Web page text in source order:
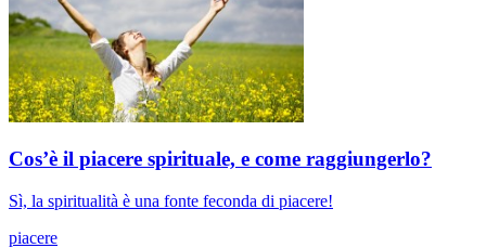
Cos’è il piacere spirituale, e come raggiungerlo?
Sì, la spiritualità è una fonte feconda di piacere!
piacere